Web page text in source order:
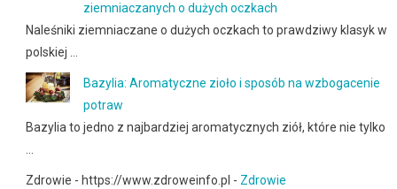
ziemniaczanych o dużych oczkach
Naleśniki ziemniaczane o dużych oczkach to prawdziwy klasyk w
polskiej …
Bazylia: Aromatyczne zioło i sposób na wzbogacenie
potraw
Bazylia to jedno z najbardziej aromatycznych ziół, które nie tylko
…
Zdrowie - https://www.zdroweinfo.pl - Zdrowie